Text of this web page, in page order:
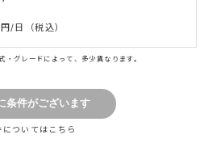
/日（税込）
グレードによって、多少異なります。
については こちら